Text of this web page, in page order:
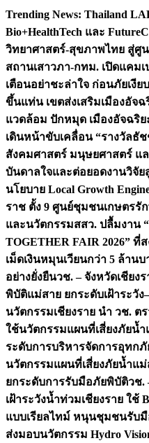
Skip
content
Trending News: Thailand
Bio+HealthTech และ
วิทยาศาสตร์-สุขภาพไทย สู่ศู
สถานเสาวภา-กทม. เปิดแคม
เตือนอย่าชะล่าใจ ก่อนภัยเงีย
ขึ้นแท่น เขตส่งเสริมเมืองอัจ
แวดล้อม ปักหมุด เมืองอัจฉริ
เดินหน้าขับเคลื่อน “รางวัลธั
สังคมศาสตร์ มนุษยศาสตร์ แ
บันดาลใจและต่อยอดงานวิจั
นโยบาย Local Growth
ราช ตั้ง 9 ศูนย์ชุมชนเกษตรรั
และนวัตกรรมสสว. ปลื้มงาน
TOGETHER FAIR 2026” ที่
เม็ดเงินหมุนเวียนกว่า 5 ล้าน
อย่างยั่งยืนวช. – จังหวัดเชียง
พิบัติแม่สาย ยกระดับเฝ้าระวั
นวัตกรรมเชียงราย นำ วช.
ใช้นวัตกรรมแผนที่เสี่ยงภัยน้
ระดับการบริหารจัดการอุทกภั
นวัตกรรมแผนที่เสี่ยงภัยน้ำแ
ยกระดับการรับมือภัยพิบัติวช.
เฝ้าระวังน้ำท่วมเชียงราย ใช้
แบบเรียลไทม์ หนุนชุมชนรับ
ส่งมอบนวัตกรรม Hydro